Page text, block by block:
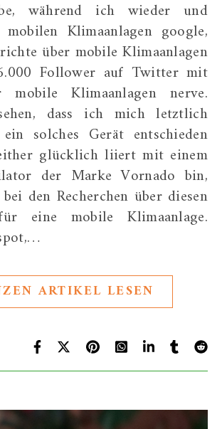
während ich wieder und
Klimaanlagen google,
über mobile Klimaanlagen
Follower auf Twitter mit
mobile Klimaanlagen nerve.
dass ich mich letztlich
solches Gerät entschieden
glücklich liiert mit einem
der Marke Vornado bin,
den Recherchen über diesen
eine mobile Klimaanlage.
ARTIKEL LESEN